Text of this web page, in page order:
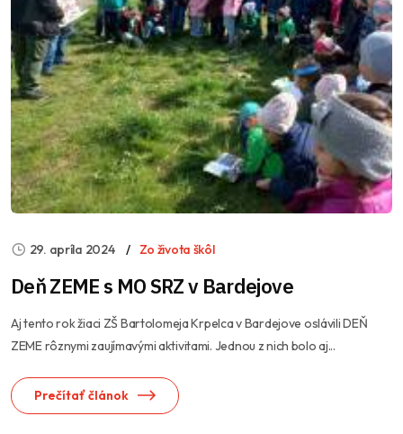
29. apríla 2024 Zo života škôl
Deň ZEME s MO SRZ v Bardejove
Aj tento rok žiaci ZŠ Bartolomeja Krpelca v Bardejove oslávili DEŇ
ZEME rôznymi zaujímavými aktivitami. Jednou z nich bolo aj...
Prečítať článok